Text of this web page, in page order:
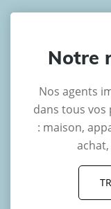
Notre
Nos agents
dans tous
: maison,